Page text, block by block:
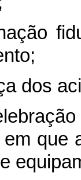
dos
em que